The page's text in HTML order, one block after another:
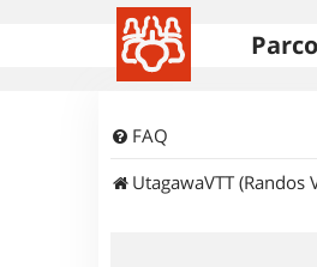
FAQ
UtagawaVTT (Randos